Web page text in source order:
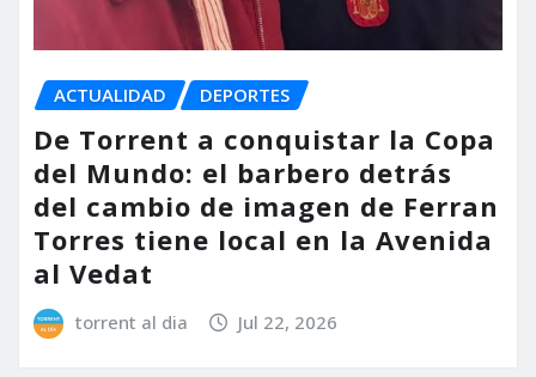
ACTUALIDAD DEPORTES
De Torrent a conquistar la Copa
del Mundo: el barbero detrás
del cambio de imagen de Ferran
Torres tiene local en la Avenida
al Vedat
torrent al dia Jul 22, 2026